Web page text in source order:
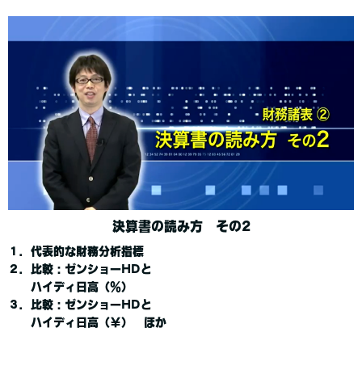
決算書の読み方 その2
１．代表的な財務分析指標
２．比較：ゼンショーHDと
ハイディ日高（％）
３．比較：ゼンショーHDと
ハイディ日高（￥） ほか